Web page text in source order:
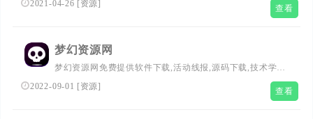
板插件,自学教程,技术导航等资源的网站,致力创造一个高质
2021-04-26 [资源] 查看
梦幻资源网
梦幻资源网免费提供软件下载,活动线报,源码下载,技术学
习,QQ头像,影视分享,seo优化,南红分享,打造全面热门资源
2022-09-01 [资源] 查看